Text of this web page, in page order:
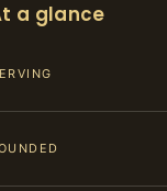
a glance